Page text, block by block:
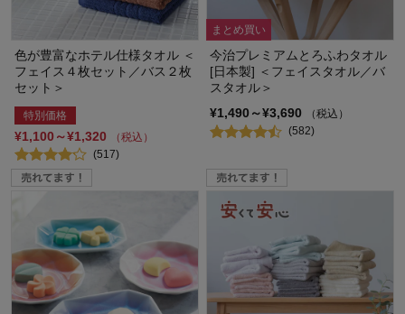
色が豊富なホテル仕様タオル ＜
フェイス４枚セット／バス２枚
セット＞
特別価格
¥1,100～¥1,320
（税込）
(517)
まとめ買い
今治プレミアムとろふわタオル
[日本製] ＜フェイスタオル／バ
スタオル＞
¥1,490～¥3,690
（税込）
(582)